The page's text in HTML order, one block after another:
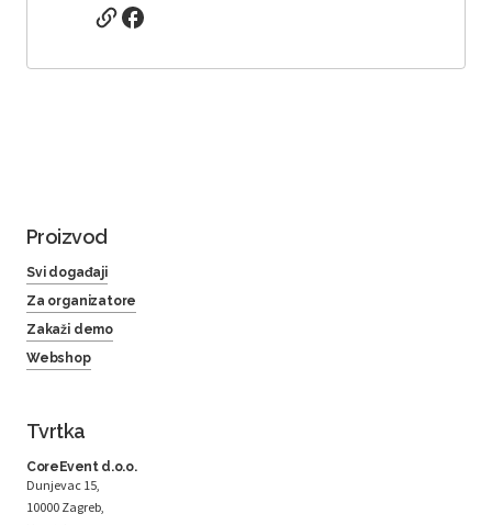
Proizvod
Svi događaji
Za organizatore
Zakaži demo
Webshop
Tvrtka
CoreEvent d.o.o.
Dunjevac 15,
10000 Zagreb,